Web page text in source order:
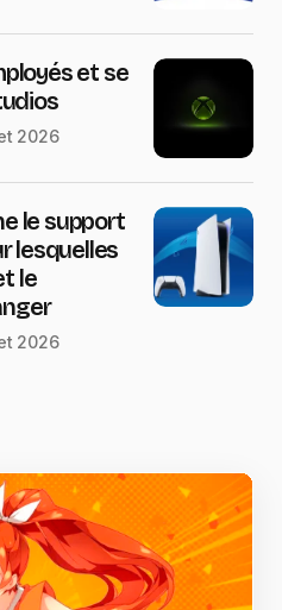
et se
2026
le support
lesquelles
le
2026